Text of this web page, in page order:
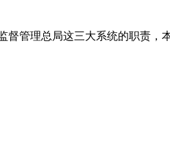
管理总局这三大系统的职责